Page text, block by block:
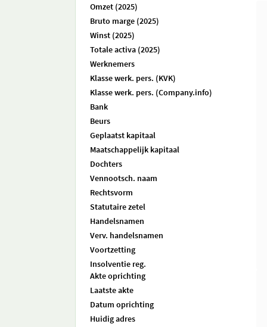
Omzet (2025)
Bruto marge (2025)
Winst (2025)
Totale activa (2025)
Werknemers
Klasse werk. pers. (KVK)
Klasse werk. pers. (Company.info)
Bank
Beurs
Geplaatst kapitaal
Maatschappelijk kapitaal
Dochters
Vennootsch. naam
Rechtsvorm
Statutaire zetel
Handelsnamen
Verv. handelsnamen
Voortzetting
Insolventie reg.
Akte oprichting
Laatste akte
Datum oprichting
Huidig adres